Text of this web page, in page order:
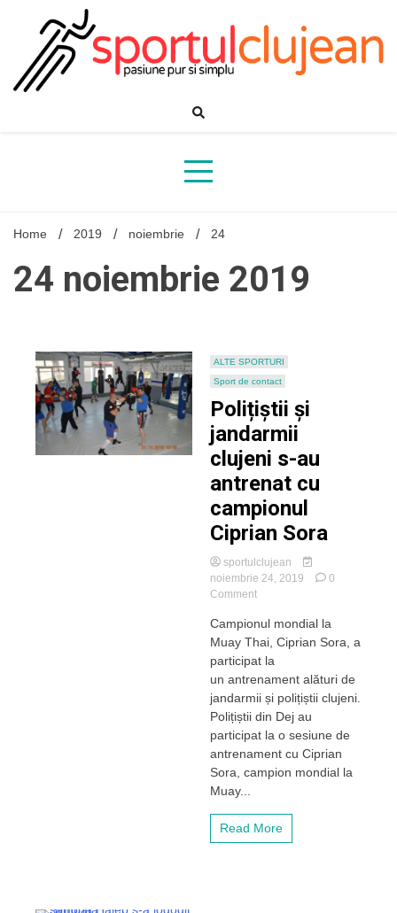
Home 2019 noiembrie 24
24 noiembrie 2019
ALTE SPORTURI
Sport de contact
Polițiștii și
jandarmii
clujeni s-au
antrenat cu
campionul
Ciprian Sora
sportulclujean
noiembrie 24, 2019
0
Commenton
și
jandarmii
clujeni
antrenat
cu
campionul
Ciprian
Sora
Campionul mondial la
Muay Thai, Ciprian Sora, a
participat la
un antrenament alături de
jandarmii și polițiștii clujeni.
Polițiștii din Dej au
participat la o sesiune de
antrenament cu Ciprian
Sora, campion mondial la
Muay...
Read More